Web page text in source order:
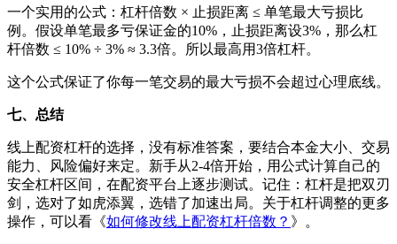
一个实用的公式：杠杆倍数 × 止损距离 ≤ 单笔最大亏损比
例。假设单笔最多亏保证金的10%，止损距离设3%，那么杠
杆倍数 ≤ 10% ÷ 3% ≈ 3.3倍。所以最高用3倍杠杆。
这个公式保证了你每一笔交易的最大亏损不会超过心理底线。
七、总结
线上配资杠杆的选择，没有标准答案，要结合本金大小、交易
能力、风险偏好来定。新手从2-4倍开始，用公式计算自己的
安全杠杆区间，在配资平台上逐步测试。记住：杠杆是把双刃
剑，选对了如虎添翼，选错了加速出局。关于杠杆调整的更多
操作，可以看《如何修改线上配资杠杆倍数？ 》。